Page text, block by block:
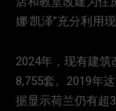
娜·凯泽”充分利用
2024年，现有建筑
8,755套。2019年
据显示荷兰仍有超